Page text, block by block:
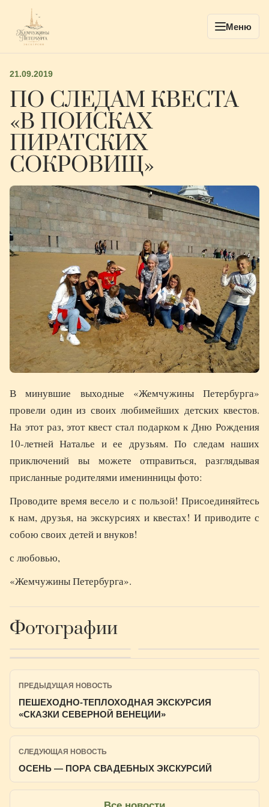
Меню
21.09.2019
ПО СЛЕДАМ КВЕСТА
«В ПОИСКАХ
ПИРАТСКИХ
СОКРОВИЩ»
В минувшие выходные «Жемчужины Петербурга»
провели один из своих любимейших детских квестов.
На этот раз, этот квест стал подарком к Дню Рождения
10-летней Наталье и ее друзьям. По следам наших
приключений вы можете отправиться, разглядывая
присланные родителями именинницы фото:
Проводите время весело и с пользой! Присоединяйтесь
к нам, друзья, на экскурсиях и квестах! И приводите с
собою своих детей и внуков!
с любовью,
«Жемчужины Петербурга».
Фотографии
ПРЕДЫДУЩАЯ НОВОСТЬ
ПЕШЕХОДНО-ТЕПЛОХОДНАЯ ЭКСКУРСИЯ
«СКАЗКИ СЕВЕРНОЙ ВЕНЕЦИИ»
СЛЕДУЮЩАЯ НОВОСТЬ
ОСЕНЬ — ПОРА СВАДЕБНЫХ ЭКСКУРСИЙ